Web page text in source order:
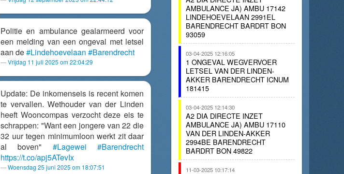
Politie en ambulance gealarmeerd voor
een melding van een ongeval met letsel
aan de#Lindehoevelaan #Barendrecht
Vrijdag 11 juli 2025 om 22:04:29
Update: De inkomenseis is recent komen
te vervallen. Wethouder van der Linden
heeft Wooncompas verzocht deze eis te
schrappen: "Want een jongere van 22 die
32 uur tegen minimumloon werkt zit daar
al boven" #Lagewei
#Barendrecht
https://t.co/apj5ATevIx
Woensdag 25 juni 2025 om 18:07:51
AMBULANCE JA) AMBU 17142
LINDEHOEVELAAN 2991EL
BARENDRECHT BARDRT BON
93059
03-04-2025 12:16:05
1 ONGEVAL WEGVERVOER
LETSEL VAN DER LINDEN-
AKKER BARENDRECHT ICNUM
181415
03-04-2025 12:14:30
A2 DIA DIRECTE INZET
AMBULANCE JA) AMBU 17110
VAN DER LINDEN-AKKER
2994BE BARENDRECHT
BARDRT BON 49822
11-03-2025 10:17:14